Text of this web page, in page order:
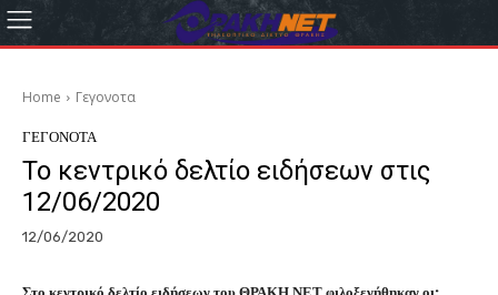
Home Γεγονοτα
ΓΕΓΟΝΟΤΑ
Το κεντρικό δελτίο ειδήσεων στις
12/06/2020
12/06/2020